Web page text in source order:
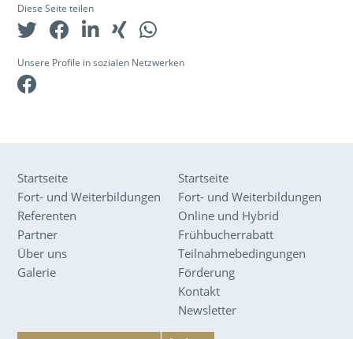
Diese Seite teilen
Unsere Profile in sozialen Netzwerken
Startseite
Fort- und Weiterbildungen
Referenten
Partner
Über uns
Galerie
Startseite
Fort- und Weiterbildungen
Online und Hybrid
Frühbucherrabatt
Teilnahmebedingungen
Förderung
Kontakt
Newsletter